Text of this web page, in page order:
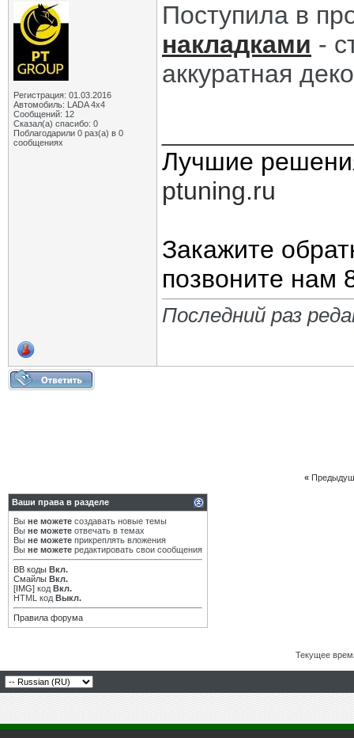
Регистрация: 01.03.2016
Автомобиль: LADA 4x4
Сообщений: 12
Сказал(а) спасибо: 0
Поблагодарили 0 раз(а) в 0
сообщениях
Поступила в
накладками -
аккуратная
Лучшие
ptuning.ru
Закажите
позвоните нам
Последний раз
«
Ваши права в разделе
Вы не можете создавать новые темы
Вы не можете отвечать в темах
Вы не можете прикреплять вложения
Вы не можете редактировать свои сообщения
BB коды Вкл.
Смайлы Вкл.
[IMG] код Вкл.
HTML код Выкл.
Правила форума
Текущее